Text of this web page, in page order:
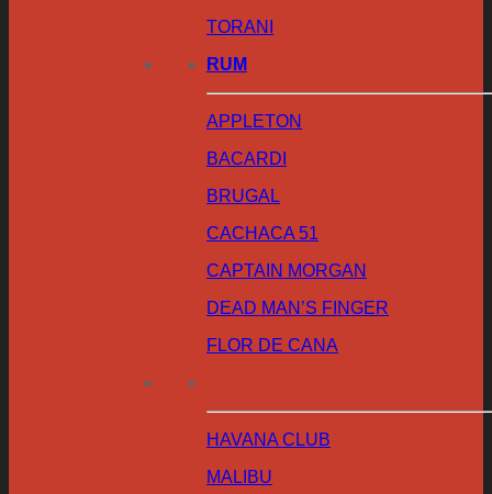
TORANI
RUM
APPLETON
BACARDI
BRUGAL
CACHACA 51
CAPTAIN MORGAN
DEAD MAN’S FINGER
FLOR DE CANA
HAVANA CLUB
MALIBU